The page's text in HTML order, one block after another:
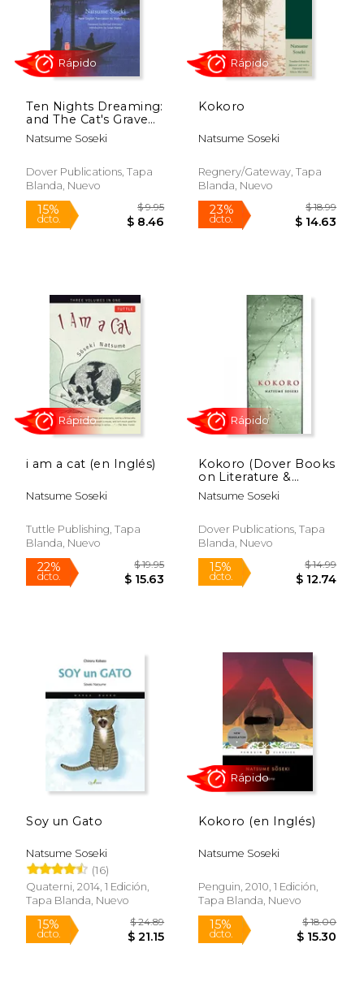
Ten Nights Dreaming:
and The Cat's Grave
(Dover Books on
Literature and Drama)
Natsume Soseki
Dover Publications, Tapa
Blanda, Nuevo
15%
dcto.
Kokoro
Natsume Soseki
Regnery/Gateway, Tapa
Blanda, Nuevo
23%
dcto.
i am a cat (en Inglés)
Natsume Soseki
Tuttle Publishing, Tapa
Blanda, Nuevo
22%
dcto.
Kokoro (Dover Books
on Literature &
Drama) (en Inglés)
Natsume Soseki
Dover Publications, Tapa
Blanda, Nuevo
15%
dcto.
Soy un Gato
Natsume Soseki
(16)
Quaterni, 2014, 1 Edición,
Tapa Blanda, Nuevo
Kokoro (en Inglés)
Natsume Soseki
Penguin, 2010, 1 Edición,
Tapa Blanda, Nuevo